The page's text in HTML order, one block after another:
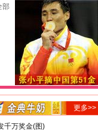
部
更多>>
千万奖金(图)